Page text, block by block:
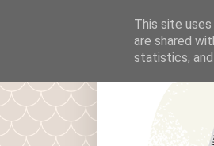
This site
are shared
statistics,